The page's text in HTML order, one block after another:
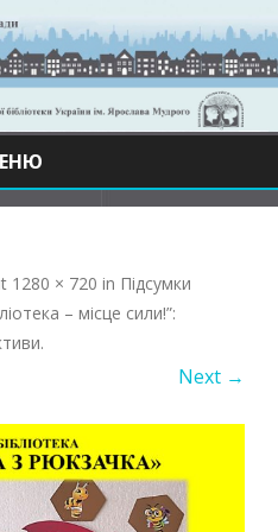
1280 × 720 in Підсумки
– місце сили!”:
.
Next →